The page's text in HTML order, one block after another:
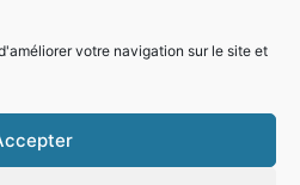
votre navigation sur le site et